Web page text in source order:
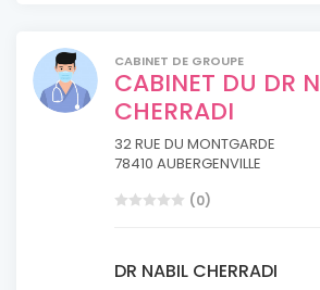
CABINET DE GROUPE
CABINET DU DR
CHERRADI
32 RUE DU MONTGARDE
78410 AUBERGENVILLE
(0)
DR NABIL CHERRADI